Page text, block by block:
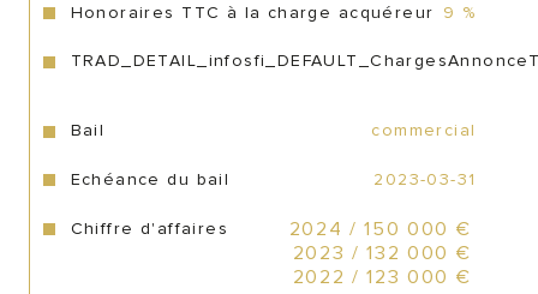
TTC** ou 7.5% HT à la charge de l’acquéreur
Prix de vente honoraires inclus : 228 900 €
Honoraires TTC à la charge acquéreur 9 %
Bail commercial
Echéance du bail 2023-03-31
Chiffre d'affaires
2024 / 150 000 €
2023 / 132 000 €
2022 / 123 000 €